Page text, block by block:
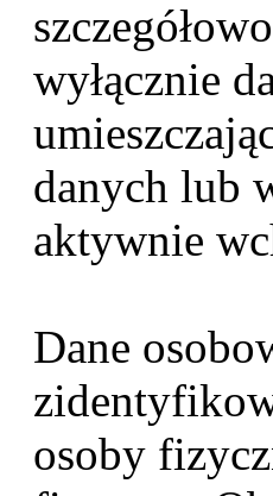
wyłącznie
danych lub
aktywnie
Dane
osoby